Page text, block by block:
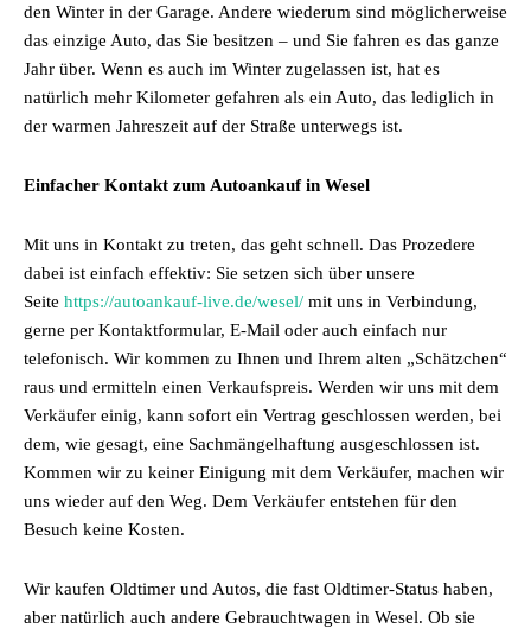
den Winter in der Garage. Andere wiederum sind möglicherweise
das einzige Auto, das Sie besitzen – und Sie fahren es das ganze
Jahr über. Wenn es auch im Winter zugelassen ist, hat es
natürlich mehr Kilometer gefahren als ein Auto, das lediglich in
der warmen Jahreszeit auf der Straße unterwegs ist.
Einfacher Kontakt zum Autoankauf in Wesel
Mit uns in Kontakt zu treten, das geht schnell. Das Prozedere
dabei ist einfach effektiv: Sie setzen sich über unsere
Seite https://autoankauf-live.de/wesel/ mit uns in Verbindung,
gerne per Kontaktformular, E-Mail oder auch einfach nur
telefonisch. Wir kommen zu Ihnen und Ihrem alten „Schätzchen“
raus und ermitteln einen Verkaufspreis. Werden wir uns mit dem
Verkäufer einig, kann sofort ein Vertrag geschlossen werden, bei
dem, wie gesagt, eine Sachmängelhaftung ausgeschlossen ist.
Kommen wir zu keiner Einigung mit dem Verkäufer, machen wir
uns wieder auf den Weg. Dem Verkäufer entstehen für den
Besuch keine Kosten.
Wir kaufen Oldtimer und Autos, die fast Oldtimer-Status haben,
aber natürlich auch andere Gebrauchtwagen in Wesel. Ob sie